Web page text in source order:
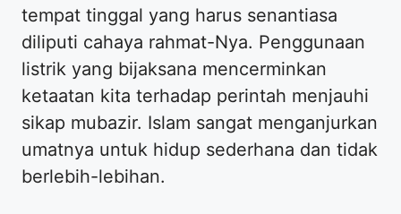
tempat tinggal yang harus senantiasa
diliputi cahaya rahmat-Nya. Penggunaan
listrik yang bijaksana mencerminkan
ketaatan kita terhadap perintah menjauhi
sikap mubazir. Islam sangat menganjurkan
umatnya untuk hidup sederhana dan tidak
berlebih-lebihan.